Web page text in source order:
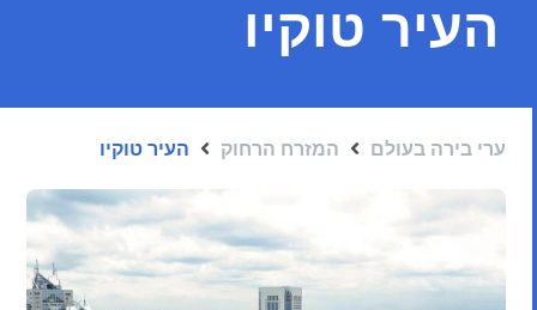
העיר טוקיו
ערי בירה בעולם המזרח הרחוק העיר טוקיו